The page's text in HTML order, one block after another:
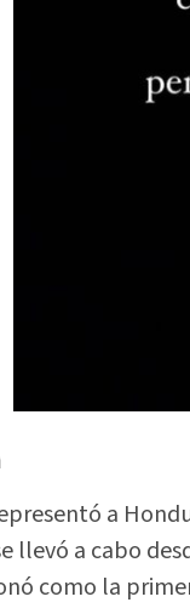
a
llevó a cabo
como la